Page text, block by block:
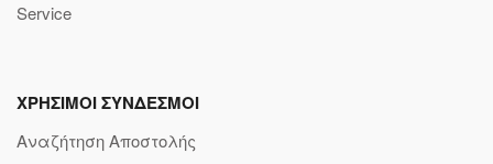
Service
ΧΡΗΣΙΜΟΙ ΣΥΝΔΕΣΜΟΙ
Αναζήτηση Αποστολής